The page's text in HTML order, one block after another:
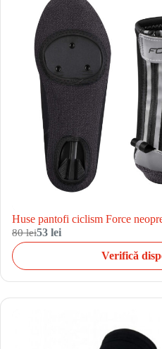
Huse pantofi ciclism Force
80 lei53 lei
Verifică